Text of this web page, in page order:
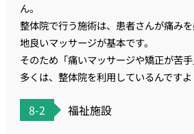
ん。
整体院で行う施術は、患者さんが痛み
地良いマッサージが基本です。
そのため「痛いマッサージや矯正が苦
多くは、整体院を利用しているんですよ
8-2 福祉施設